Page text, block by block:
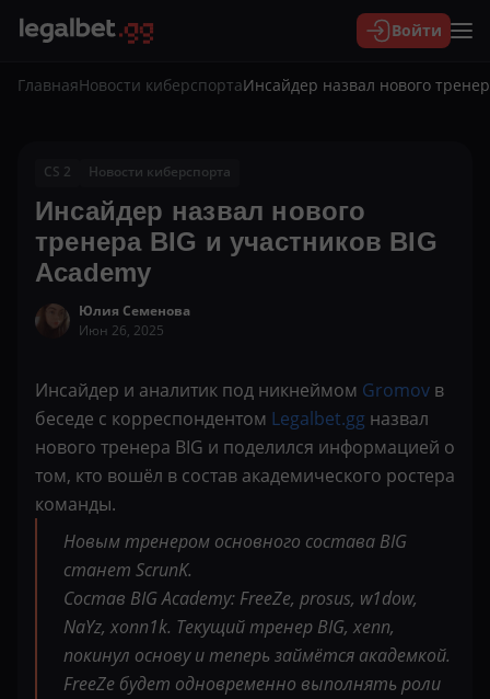
Войти
ГлавнаяНовости киберспортаИнсайдер назвал нового
CS 2 Новости киберспорта
Инсайдер назвал нового
тренера BIG и участников BIG
Academy
Юлия Семенова
Июн 26, 2025
Инсайдер и аналитик под никнеймом Gromov в
беседе с корреспондентом Legalbet.gg назвал
нового тренера BIG и поделился информацией о
том, кто вошёл в состав академического ростера
команды.
Новым тренером основного состава BIG
станет ScrunK.
Состав BIG Academy: FreeZe, prosus, w1dow,
NaYz, xonn1k. Текущий тренер BIG, xenn,
покинул основу и теперь займётся академкой.
FreeZe будет одновременно выполнять роли